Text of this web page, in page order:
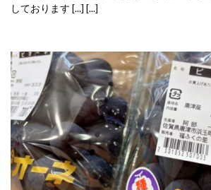
しております [...] [...]